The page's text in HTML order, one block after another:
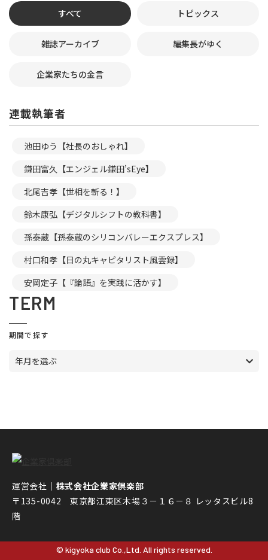
すべて トピックス
雑誌アーカイブ 編集長がゆく
企業家たちの金言
連載執筆者
池田ゆう【社長のおしゃれ】
鎌田富久【エンジェル鎌田’sEye】
北尾吉孝【世相を斬る！】
鈴木康弘【デジタルシフトの教科書】
孫泰蔵【孫泰蔵のシリコンバレーエクスプレス】
村口和孝【日の丸キャピタリスト風雲録】
安岡定子【『論語』を実践に活かす】
TERM
期間で探す
年月を選ぶ
運営会社｜ 株式会社企業家倶楽部
〒135-0042 東京都江東区木場３－１６－８ レッタスビル8
階
© kigyoka club Co.,Ltd. All rights reserved.